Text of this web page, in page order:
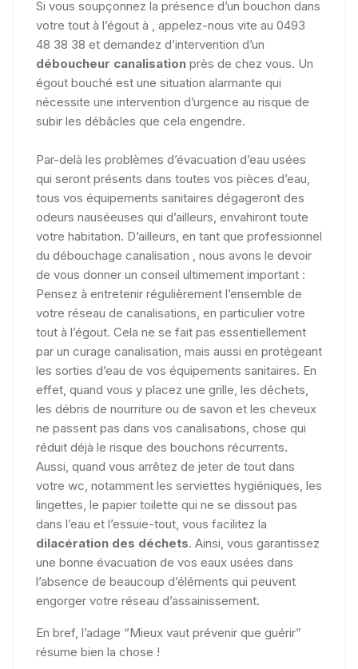
Si vous soupçonnez la présence d’un bouchon dans
votre tout à l’égout à , appelez-nous vite au 0493
48 38 38 et demandez d’intervention d’un
déboucheur canalisation près de chez vous. Un
égout bouché est une situation alarmante qui
nécessite une intervention d’urgence au risque de
subir les débâcles que cela engendre.
Par-delà les problèmes d’évacuation d’eau usées
qui seront présents dans toutes vos pièces d’eau,
tous vos équipements sanitaires dégageront des
odeurs nauséeuses qui d’ailleurs, envahiront toute
votre habitation. D’ailleurs, en tant que professionnel
du débouchage canalisation , nous avons le devoir
de vous donner un conseil ultimement important :
Pensez à entretenir régulièrement l’ensemble de
votre réseau de canalisations, en particulier votre
tout à l’égout. Cela ne se fait pas essentiellement
par un curage canalisation, mais aussi en protégeant
les sorties d’eau de vos équipements sanitaires. En
effet, quand vous y placez une grille, les déchets,
les débris de nourriture ou de savon et les cheveux
ne passent pas dans vos canalisations, chose qui
réduit déjà le risque des bouchons récurrents.
Aussi, quand vous arrêtez de jeter de tout dans
votre wc, notamment les serviettes hygiéniques, les
lingettes, le papier toilette qui ne se dissout pas
dans l’eau et l’essuie-tout, vous facilitez la
dilacération des déchets. Ainsi, vous garantissez
une bonne évacuation de vos eaux usées dans
l’absence de beaucoup d’éléments qui peuvent
engorger votre réseau d’assainissement.
En bref, l’adage “Mieux vaut prévenir que guérir”
résume bien la chose !